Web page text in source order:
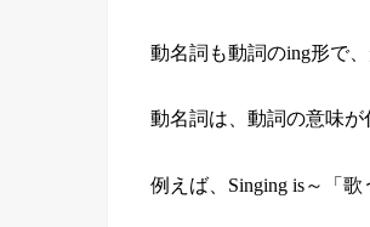
動名詞も動詞のing形で
動名詞は、動詞の意味が
例えば、Singing is～「